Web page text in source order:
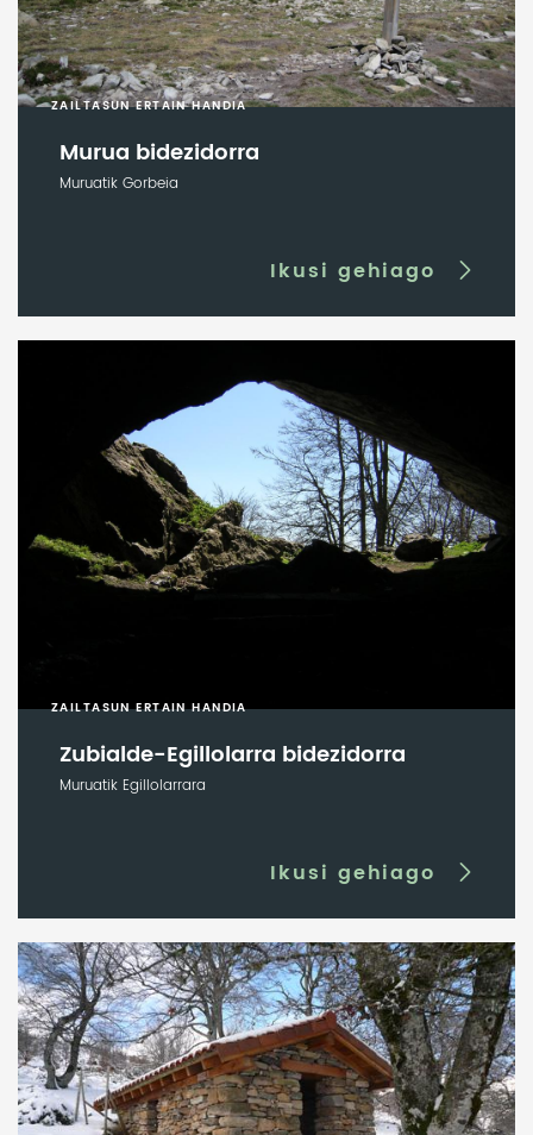
ZAILTASUN ERTAIN HANDIA
Murua bidezidorra
Muruatik Gorbeia
Ikusi gehiago
ZAILTASUN ERTAIN HANDIA
Zubialde-Egillolarra bidezidorra
Muruatik Egillolarrara
Ikusi gehiago